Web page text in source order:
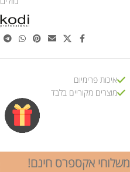
איכות פרימיום
מוצרים מקוריים בלבד
משלוחי אקספרס חינם!